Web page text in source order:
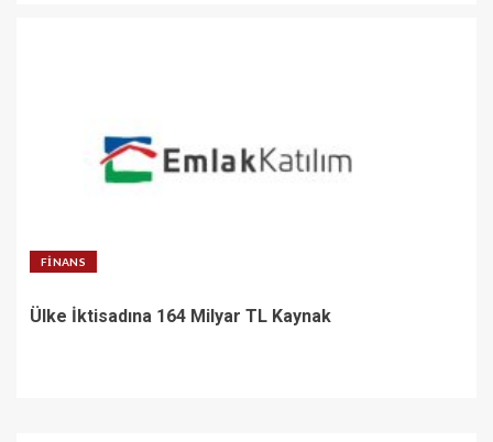
FINANS
Ülke İktisadına 164 Milyar TL Kaynak